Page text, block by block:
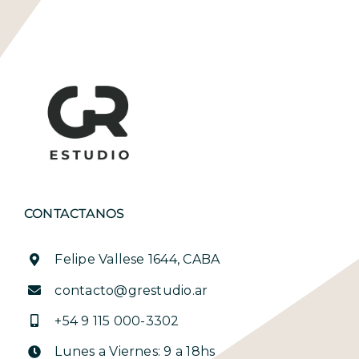
Abrazos a todo el equipo
PROYECTO CRAIG
CONTACTANOS
Felipe Vallese 1644, CABA
contacto@grestudio.ar
+54 9 115 000-3302
Lunes a Viernes: 9 a 18hs